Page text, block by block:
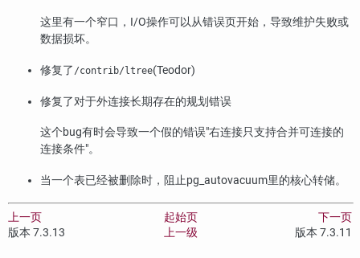
这里有一个窄口，I/O操作可以从错误页开始，导致维护失败或
数据损坏。
修复了 /contrib/ltree(Teodor)
修复了对于外连接长期存在的规划错误
这个bug有时会导致一个假的错误"右连接只支持合并可连接的
连接条件"。
当一个表已经被删除时，阻止pg_autovacuum里的核心转储。
上一页 起始页
下一页
版本 7.3.13
上一级 版本 7.3.11